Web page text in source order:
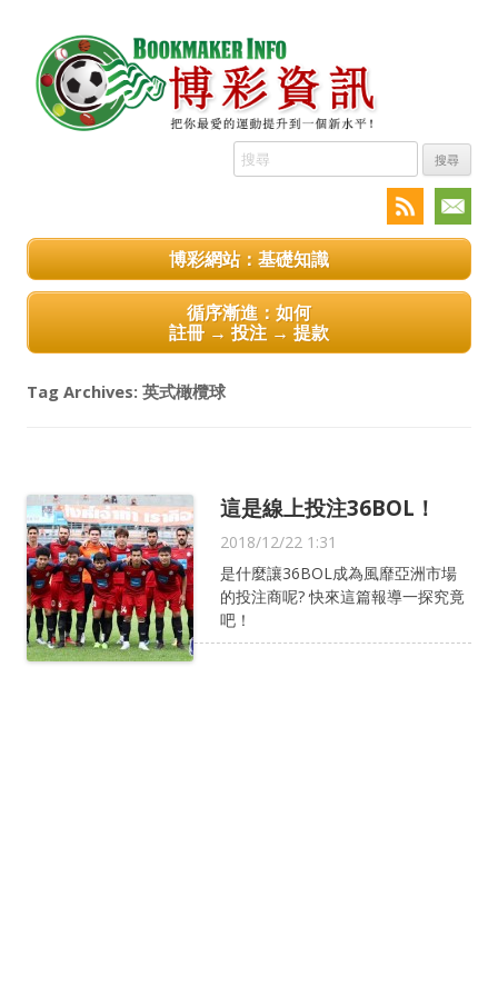
搜
尋:
博彩網站：基礎知識
循序漸進：如何
註冊 → 投注 → 提款
Tag Archives: 英式橄欖球
這是線上投注36BOL！
2018/12/22 1:31
是什麼讓36BOL成為風靡亞洲市場
的投注商呢? 快來這篇報導一探究竟
吧！